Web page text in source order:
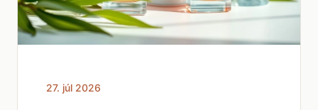
27. júl 2026